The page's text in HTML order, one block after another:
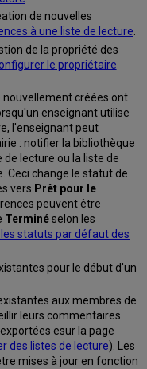
de nouvelles
à une liste de lecture
de la propriété des
le propriétaire
nouvellement créées ont
enseignant utilise
l'enseignant peut
: notifier la bibliothèque
lecture ou la liste de
Ceci change le statut de
vers Prêt pour le
peuvent être
Terminéselon les
statuts par défaut des
pour le début d'un
aux membres de
leurs commentaires.
esur la page
des listes de lecture). Les
mises à jour en fonction